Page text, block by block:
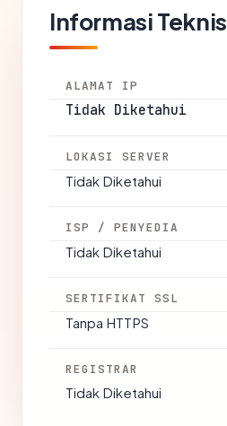
Informasi Teknis
ALAMAT IP
Tidak Diketahui
LOKASI SERVER
Tidak Diketahui
ISP / PENYEDIA
Tidak Diketahui
SERTIFIKAT SSL
Tanpa HTTPS
REGISTRAR
Tidak Diketahui